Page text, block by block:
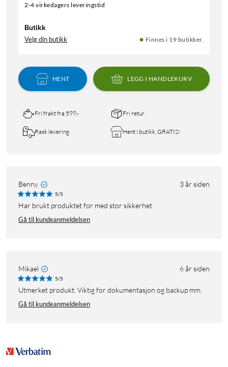
2-4 virkedagers leveringstid
Butikk
Velg din butikk Finnes i 19 butikker.
HENT LEGG I HANDLEKURV
Fri frakt fra 599,- Fri retur
Rask levering Hent i butikk, GRATIS!
Benny 3 år siden
5/5
Har brukt produktet før med stor sikkerhet
Gå til kundeanmeldelsen
Mikael 6 år siden
5/5
Utmerket produkt. Viktig for dokumentasjon og backup mm.
Gå til kundeanmeldelsen